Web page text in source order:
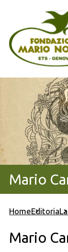
Mario
HomeEditoria
Mario